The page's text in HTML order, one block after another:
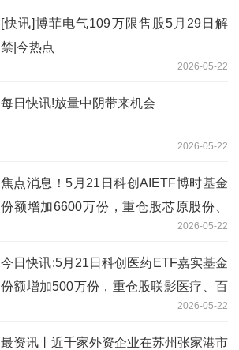
[快讯]博菲电气109万限售股5月29日解
禁|今热点
2026-05-22
每日快讯!放量中阴带来机会
2026-05-22
焦点消息！5月21日科创AIETF博时基金
份额增加6600万份，重仓股芯原股份、
2026-05-22
今日快讯:5月21日科创医药ETF嘉实基金
份额增加500万份，重仓股联影医疗、百
2026-05-22
最资讯丨近千家外资企业在苏州张家港市